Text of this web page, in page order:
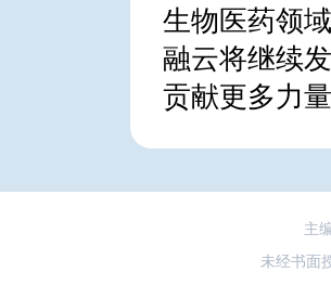
生物医药领
融云将继续
贡献更多力
主
未经书面